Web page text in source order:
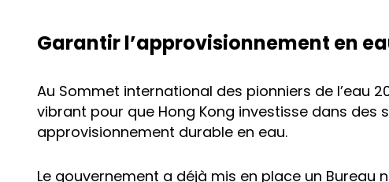
Garantir l’approvisionnement en
Au Sommet international des pionniers de l’eau
vibrant pour que Hong Kong investisse dans des
approvisionnement durable en eau.
Le gouvernement a déjà mis en place un Bureau